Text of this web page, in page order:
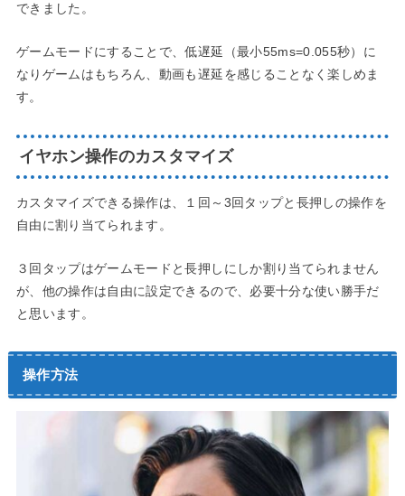
できました。
ゲームモードにすることで、低遅延（最小55ms=0.055秒）に
なりゲームはもちろん、動画も遅延を感じることなく楽しめま
す。
イヤホン操作のカスタマイズ
カスタマイズできる操作は、１回～3回タップと長押しの操作を
自由に割り当てられます。
３回タップはゲームモードと長押しにしか割り当てられません
が、他の操作は自由に設定できるので、必要十分な使い勝手だ
と思います。
操作方法